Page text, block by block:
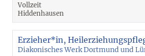
Vollzeit
Hiddenhausen